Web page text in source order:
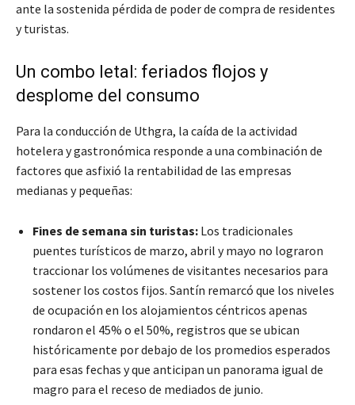
ante la sostenida pérdida de poder de compra de residentes
y turistas.
Un combo letal: feriados flojos y
desplome del consumo
Para la conducción de Uthgra, la caída de la actividad
hotelera y gastronómica responde a una combinación de
factores que asfixió la rentabilidad de las empresas
medianas y pequeñas:
Fines de semana sin turistas: Los tradicionales
puentes turísticos de marzo, abril y mayo no lograron
traccionar los volúmenes de visitantes necesarios para
sostener los costos fijos. Santín remarcó que los niveles
de ocupación en los alojamientos céntricos apenas
rondaron el 45% o el 50%, registros que se ubican
históricamente por debajo de los promedios esperados
para esas fechas y que anticipan un panorama igual de
magro para el receso de mediados de junio.